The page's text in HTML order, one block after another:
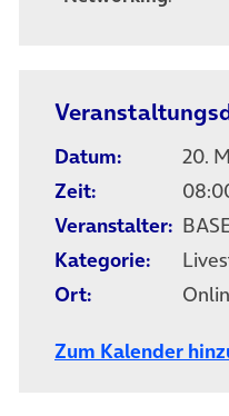
Datum:
20.
Zeit:
Veranstalter:
Kategorie:
Ort:
Zum Kalender